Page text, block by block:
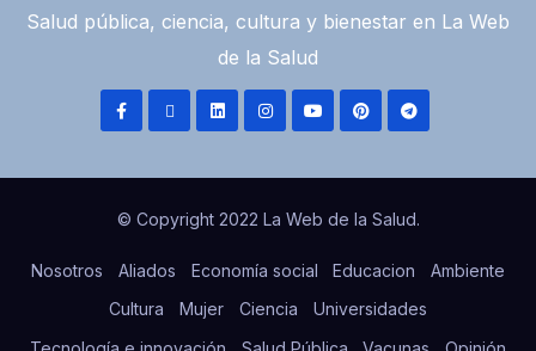
Salud pública, ciencia, cultura y bienestar en La Web
de la Salud
© Copyright 2022 La Web de la Salud.
Nosotros Aliados Economía social Educacion
Ambiente
Cultura
Mujer Ciencia
Universidades